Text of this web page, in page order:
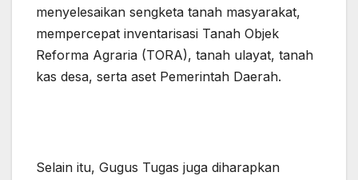
menyelesaikan sengketa tanah masyarakat,
mempercepat inventarisasi Tanah Objek
Reforma Agraria (TORA), tanah ulayat, tanah
kas desa, serta aset Pemerintah Daerah.
Selain itu, Gugus Tugas juga diharapkan